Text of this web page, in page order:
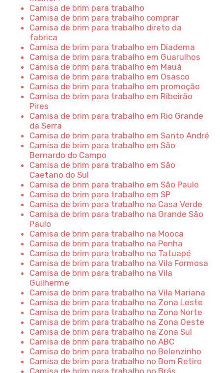
Camisa de brim para trabalho
Camisa de brim para trabalho comprar
Camisa de brim para trabalho direto da
fabrica
Camisa de brim para trabalho em Diadema
Camisa de brim para trabalho em Guarulhos
Camisa de brim para trabalho em Mauá
Camisa de brim para trabalho em Osasco
Camisa de brim para trabalho em promoção
Camisa de brim para trabalho em Ribeirão
Pires
Camisa de brim para trabalho em Rio Grande
da Serra
Camisa de brim para trabalho em Santo André
Camisa de brim para trabalho em São
Bernardo do Campo
Camisa de brim para trabalho em São
Caetano do Sul
Camisa de brim para trabalho em São Paulo
Camisa de brim para trabalho em SP
Camisa de brim para trabalho na Casa Verde
Camisa de brim para trabalho na Grande São
Paulo
Camisa de brim para trabalho na Mooca
Camisa de brim para trabalho na Penha
Camisa de brim para trabalho na Tatuapé
Camisa de brim para trabalho na Vila Formosa
Camisa de brim para trabalho na Vila
Guilherme
Camisa de brim para trabalho na Vila Mariana
Camisa de brim para trabalho na Zona Leste
Camisa de brim para trabalho na Zona Norte
Camisa de brim para trabalho na Zona Oeste
Camisa de brim para trabalho na Zona Sul
Camisa de brim para trabalho no ABC
Camisa de brim para trabalho no Belenzinho
Camisa de brim para trabalho no Bom Retiro
Camisa de brim para trabalho no Brás